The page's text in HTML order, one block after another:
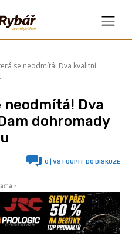
se neodmítá! Dva kvalitní
Dva
dohromady
0 | VSTOUPIT DO DISKUZE
-